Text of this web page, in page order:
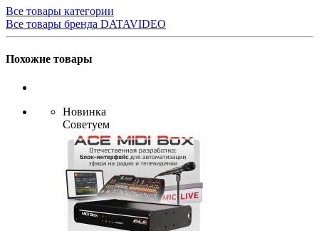
Все товары категории
Все товары бренда DATAVIDEO
Похожие товары
Новинка
Советуем